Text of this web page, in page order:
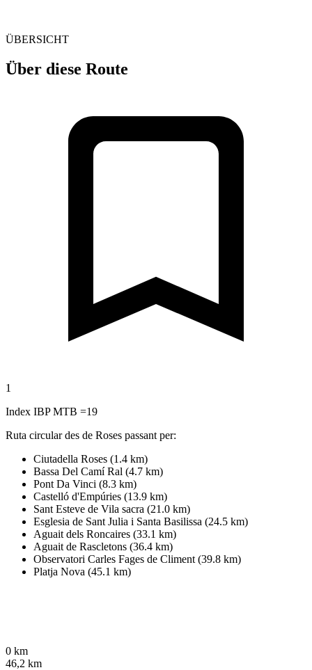
ÜBERSICHT
Über diese Route
1
Index IBP MTB =19
Ruta circular des de Roses passant per:
Ciutadella Roses (1.4 km)
Bassa Del Camí Ral (4.7 km)
Pont Da Vinci (8.3 km)
Castelló d'Empúries (13.9 km)
Sant Esteve de Vila sacra (21.0 km)
Esglesia de Sant Julia i Santa Basilissa (24.5 km)
Aguait dels Roncaires (33.1 km)
Aguait de Rascletons (36.4 km)
Observatori Carles Fages de Climent (39.8 km)
Platja Nova (45.1 km)
0 km
46,2 km